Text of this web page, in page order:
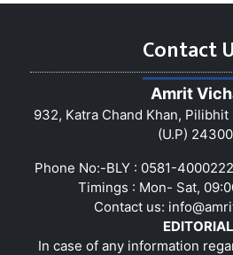
Contact
Amrit
932, Katra Chand Khan,
(U.P)
Phone No:-BLY : 0581-
Timings : Mon- Sat,
Contact us:
EDITORIAL
In case of any information